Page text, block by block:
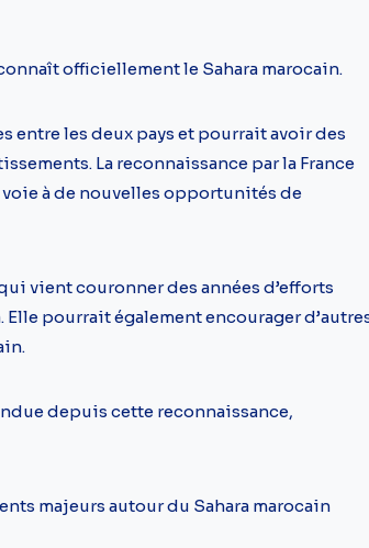
officiellement le Sahara marocain.
les deux pays et pourrait avoir des
La reconnaissance par la France
à de nouvelles opportunités de
vient couronner des années d’efforts
pourrait également encourager
depuis cette reconnaissance,
majeurs autour du Sahara marocain